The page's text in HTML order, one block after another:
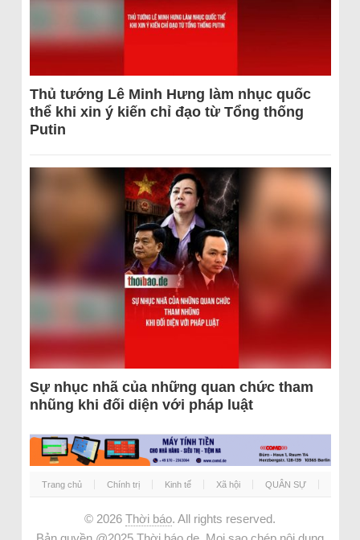
Thủ tướng Lê Minh Hưng làm nhục quốc
thể khi xin ý kiến chỉ đạo từ Tổng thống
Putin
Sự nhục nhã của những quan chức tham
nhũng khi đối diện với pháp luật
Trang chủ Chính trị Kinh tế Xã hội QUÂN SỰ
© 2026 Thời báo. All rights reserved.